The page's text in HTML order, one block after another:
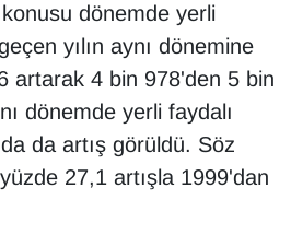
dönemde yerli
yılın aynı dönemine
artarak 4 bin 978'den 5 bin
dönemde yerli faydalı
da artış görüldü. Söz
27,1 artışla 1999'dan